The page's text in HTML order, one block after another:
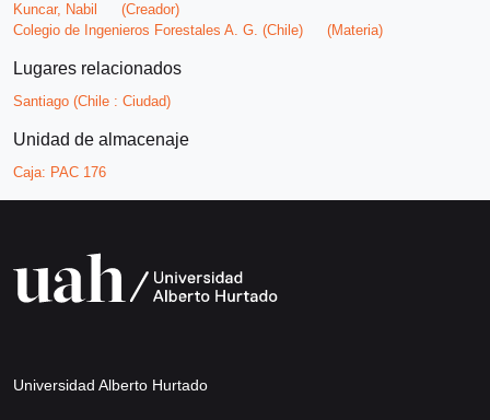
Kuncar, Nabil
(Creador)
Colegio de Ingenieros Forestales A. G. (Chile)
(Materia)
Lugares relacionados
Santiago (Chile : Ciudad)
Unidad de almacenaje
Caja: PAC 176
Universidad Alberto Hurtado